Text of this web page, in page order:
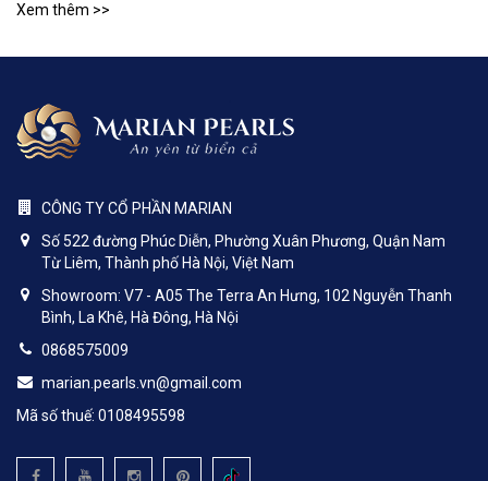
Xem thêm >>
CÔNG TY CỔ PHẦN MARIAN
Số 522 đường Phúc Diễn, Phường Xuân Phương, Quận Nam
Từ Liêm, Thành phố Hà Nội, Việt Nam
Showroom: V7 - A05 The Terra An Hưng, 102 Nguyễn Thanh
Bình, La Khê, Hà Đông, Hà Nội
0868575009
marian.pearls.vn@gmail.com
Mã số thuế: 0108495598